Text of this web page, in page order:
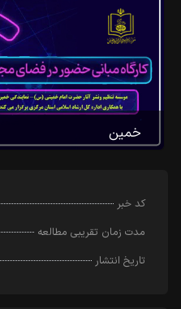
خمین
کد خبر
مدت زمان تقریبی مطالعه
تاریخ انتشار